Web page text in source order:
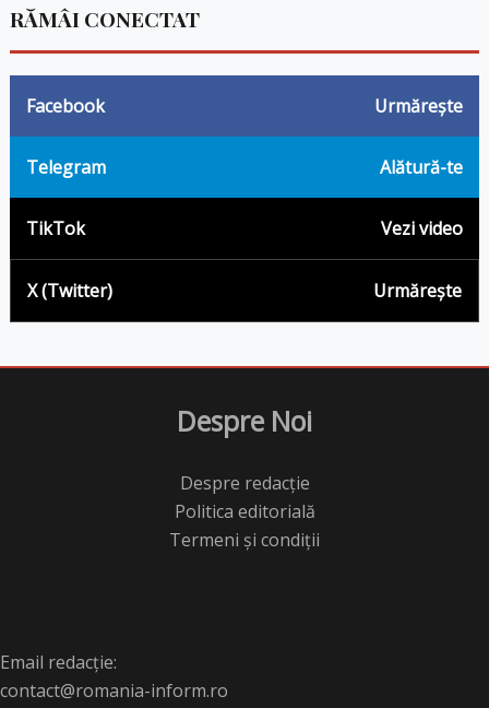
RĂMÂI CONECTAT
Facebook Urmărește
Telegram Alătură-te
TikTok Vezi video
X (Twitter) Urmărește
Despre Noi
Despre redacție
Politica editorială
Termeni și condiții
Email redacție:
contact@romania-inform.ro